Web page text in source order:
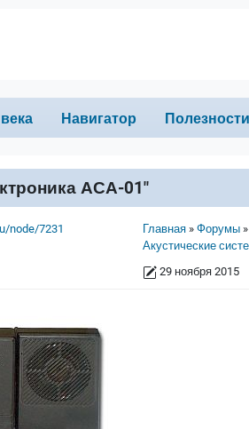
Навигатор Полезности
АСА-01"
Строка
Главная Форумы
Акустические
29 ноября 2015
node/7231